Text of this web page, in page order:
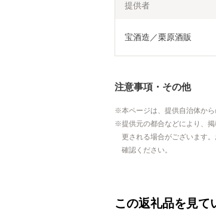
提供者
宝酒造／栗原酒販
注意事項・その他
本ページは、提供自治体か
提供元の都合などにより、
更される場合がございます
確認ください。
この返礼品を見て